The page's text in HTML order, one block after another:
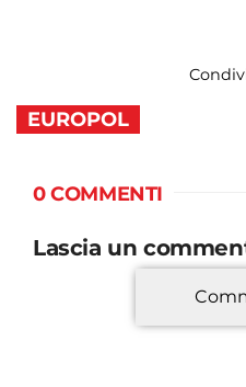
EUROPOL
0 COMMENTI
Lascia un